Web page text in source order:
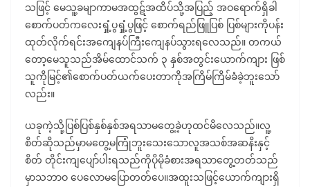
သဖြင့် မေသူ့ခမျာကာမအထွဋ်အထိပ်သို့အပြည့် အဝရောက်ရှိခါ
စောက်ပတ်ကလေးရှုံ့ပွရှုံ့ပွဖြင့် စောက်ရည်ဖြူပြစ် ပြစ်များကိုပန်း
ထုတ်လိုက်ရင်းအကျေနပ်ကြီးကျေနပ်သွားရလေသည်။ တကယ်
တော့မေသူသည်အိမ်ထောင်သက် ၃ နှစ်အတွင်းယောက်ကျား ဖြစ်
သူကိုမြင့်၏စောက်ပတ်ယက်ပေးတာကိုအကြိမ်ကြိမ်ခံခဲ့ဘူးသော်
လည်း။
ယခုကဲ့သို့ပြစ်ပြစ်နှစ်နှစ်အရသာမတွေ့ခဲ့ဟုထင်မိလေသည်။လူ့
စိတ်ဆိုသည်မှာမတွေ့မကြုံဘူးသေးသောလူအသစ်အဆနိးနှင့်
စိတ် တိုင်းကျပျော်ပါးရသည်ကိုပိုမိုခံစားအရသာတွေ့တတ်သည်
မှာသဘာဝ ပေလောမပြောတတ်ပေ။အထူးသဖြင့်ယောက်ကျားရှိ